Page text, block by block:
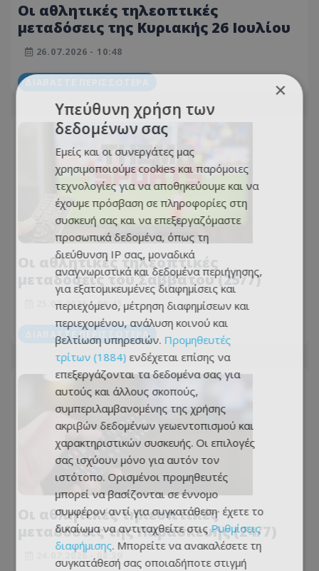
Οι αθλητικές τηλεοπτικές
μεταδόσεις της Κυριακής 26 Ιουλίου
26.07.2026 - 10:48
ΔΙΑΒΆΣΤΕ ΠΕΡΙΣΣΌΤΕΡΑ
Οι αθλητικές τηλεοπτικές
μεταδόσεις τoυ Σαββάτου (25/7)
25.07.2026 - 08:45
ΔΙΑΒΆΣΤΕ ΠΕΡΙΣΣΌΤΕΡΑ
Οι αθλητικές τηλεοπτικές
μεταδόσεις της Παρασκευής (24/7)
24.07.2026 - 08:39
×
Υπεύθυνη χρήση των
δεδομένων σας
Εμείς και οι συνεργάτες μας
χρησιμοποιούμε cookies και παρόμοιες
τεχνολογίες για να αποθηκεύουμε και να
έχουμε πρόσβαση σε πληροφορίες στη
συσκευή σας και να επεξεργαζόμαστε
προσωπικά δεδομένα, όπως τη
διεύθυνση IP σας, μοναδικά
αναγνωριστικά και δεδομένα περιήγησης,
για εξατομικευμένες διαφημίσεις και
περιεχόμενο, μέτρηση διαφημίσεων και
περιεχομένου, ανάλυση κοινού και
βελτίωση υπηρεσιών. Προμηθευτές
τρίτων (1884) ενδέχεται επίσης να
επεξεργάζονται τα δεδομένα σας για
αυτούς και άλλους σκοπούς,
συμπεριλαμβανομένης της χρήσης
ακριβών δεδομένων γεωεντοπισμού και
χαρακτηριστικών συσκευής. Οι επιλογές
σας ισχύουν μόνο για αυτόν τον
ιστότοπο. Ορισμένοι προμηθευτές
μπορεί να βασίζονται σε έννομο
συμφέρον αντί για συγκατάθεση· έχετε το
δικαίωμα να αντιταχθείτε στις Ρυθμίσεις
διαφήμισης. Μπορείτε να ανακαλέσετε τη
συγκατάθεσή σας οποιαδήποτε στιγμή